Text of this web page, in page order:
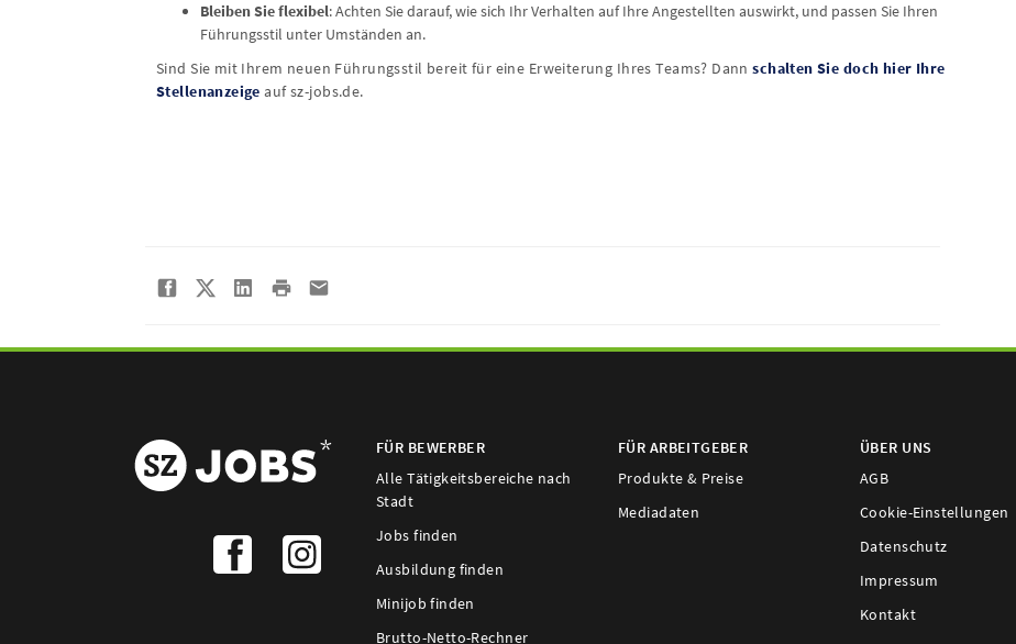
Bleiben Sie flexibel: Achten Sie darauf, wie sich Ihr Verhalten auf Ihre Angestellten auswirkt, und passen Sie Ihren
Führungsstil unter Umständen an.
Sind Sie mit Ihrem neuen Führungsstil bereit für eine Erweiterung Ihres Teams? Dannschalten Sie doch hier Ihre
Stellenanzeige auf sz-jobs.de.
FÜR BEWERBER
Alle Tätigkeitsbereiche nach
Stadt
Jobs finden
Ausbildung finden
Minijob finden
Brutto-Netto-Rechner
FÜR ARBEITGEBER
Produkte & Preise
Mediadaten
ÜBER UNS
AGB
Cookie-Einstellungen
Datenschutz
Impressum
Kontakt